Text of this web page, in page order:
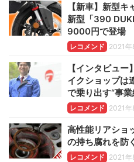
【新車】新型
新型「390
9000円で登場
レコメンド 2021年
【インタビュ
イクショップは
で乗り出す“事業
レコメンド 2021年
高性能リアショ
の持ち腐れを防
レコメンド 2021年